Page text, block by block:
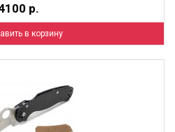
р.
в корзину